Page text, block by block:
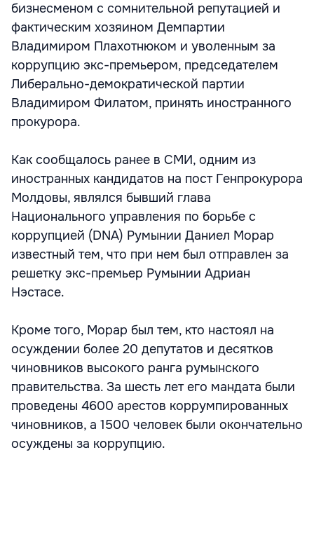
бизнесменом с сомнительной репутацией и
фактическим хозяином Демпартии
Владимиром Плахотнюком и уволенным за
коррупцию экс-премьером, председателем
Либерально-демократической партии
Владимиром Филатом, принять иностранного
прокурора.
Как сообщалось ранее в СМИ, одним из
иностранных кандидатов на пост Генпрокурора
Молдовы, являлся бывший глава
Национального управления по борьбе с
коррупцией (DNA) Румынии Даниел Морар
известный тем, что при нем был отправлен за
решетку экс-премьер Румынии Адриан
Нэстасе.
Кроме того, Морар был тем, кто настоял на
осуждении более 20 депутатов и десятков
чиновников высокого ранга румынского
правительства. За шесть лет его мандата были
проведены 4600 арестов коррумпированных
чиновников, а 1500 человек были окончательно
осуждены за коррупцию.